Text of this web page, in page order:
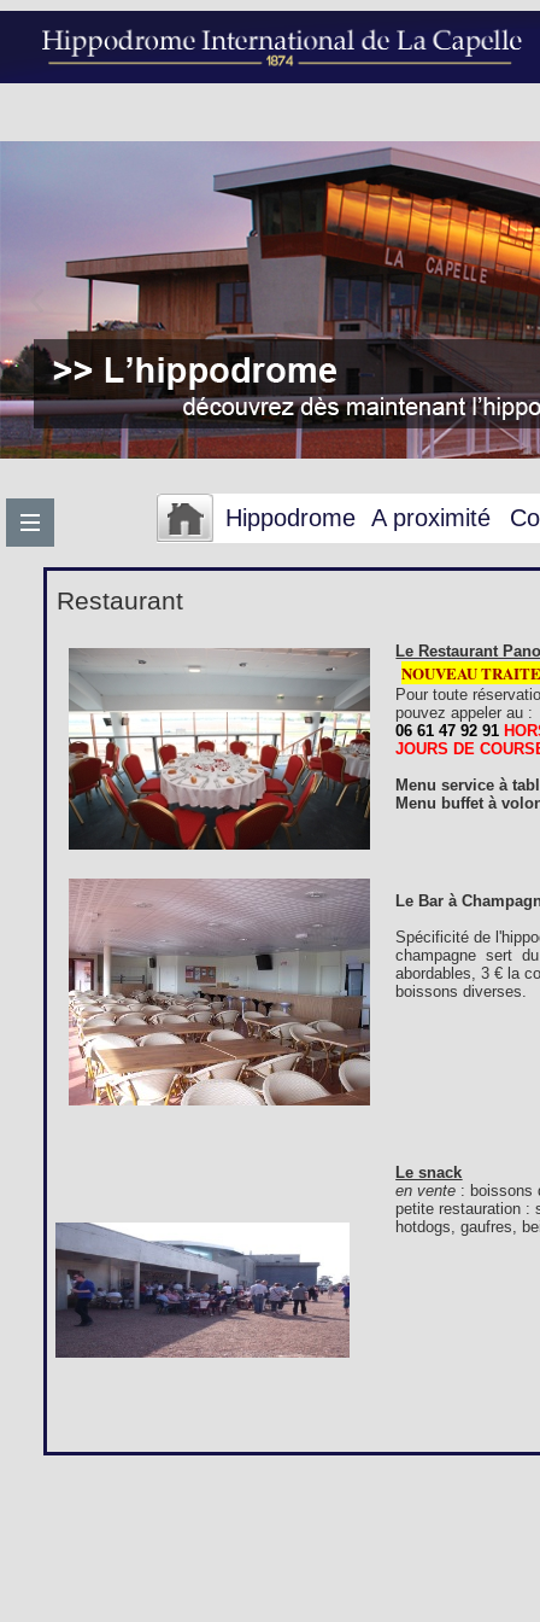
Hippodrome A proximité
Restaurant
Le Restaurant
NOUVEAU
Pour toute
pouvez appeler au :
06 61 47 92 91
JOURS DE
Menu service à
Menu buffet à
Le Bar à
Spécificité de
champagne sert
abordables, 3 € la
boissons diverses.
Le snack
en vente : boissons
petite restauration :
hotdogs, gaufres,